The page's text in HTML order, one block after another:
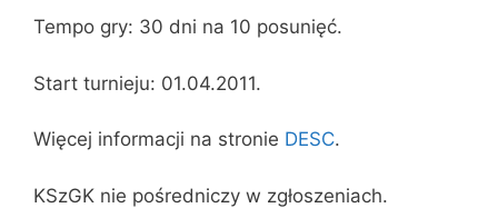
Tempo gry: 30 dni na 10 posunięć.
Start turnieju: 01.04.2011.
Więcej informacji na stronie DESC.
KSzGK nie pośredniczy w zgłoszeniach.